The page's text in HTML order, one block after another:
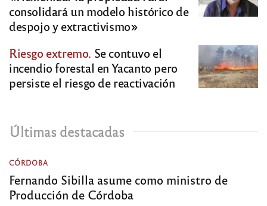
consolidará un modelo histórico de
despojo y extractivismo»
Riesgo extremo. Se contuvo el
incendio forestal en Yacanto pero
persiste el riesgo de reactivación
Últimas destacadas
CÓRDOBA
Fernando Sibilla asume como ministro de
Producción de Córdoba